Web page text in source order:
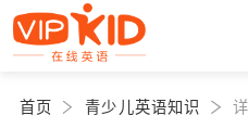
首页 青少儿英语知识